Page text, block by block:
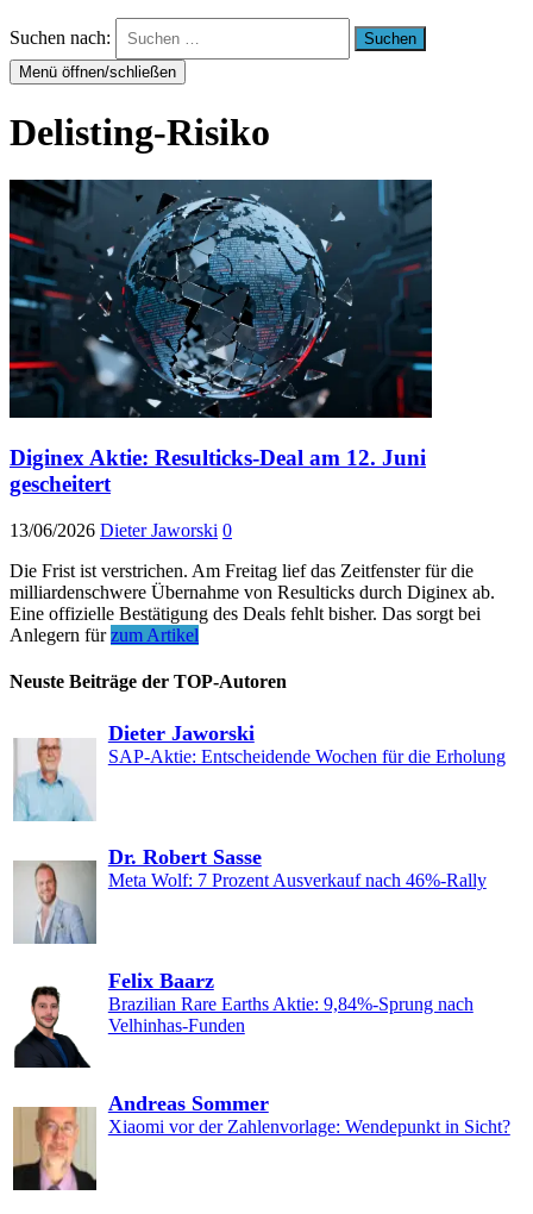
Suchen nach:
Menü öffnen/schließen
Delisting-Risiko
Diginex Aktie: Resulticks-Deal am 12. Juni
gescheitert
13/06/2026 Dieter Jaworski 0
Die Frist ist verstrichen. Am Freitag lief das Zeitfenster für die
milliardenschwere Übernahme von Resulticks durch Diginex ab.
Eine offizielle Bestätigung des Deals fehlt bisher. Das sorgt bei
Anlegern fürzum Artikel
Neuste Beiträge der TOP-Autoren
Dieter Jaworski
SAP-Aktie: Entscheidende Wochen für die Erholung
Dr. Robert Sasse
Meta Wolf: 7 Prozent Ausverkauf nach 46%-Rally
Felix Baarz
Brazilian Rare Earths Aktie: 9,84%-Sprung nach
Velhinhas-Funden
Andreas Sommer
Xiaomi vor der Zahlenvorlage: Wendepunkt in Sicht?